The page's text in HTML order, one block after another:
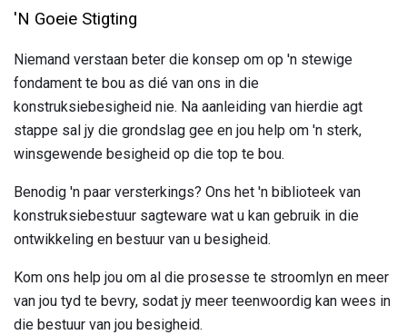
'N Goeie Stigting
Niemand verstaan ​​beter die konsep om op 'n stewige
fondament te bou as dié van ons in die
konstruksiebesigheid nie. Na aanleiding van hierdie agt
stappe sal jy die grondslag gee en jou help om 'n sterk,
winsgewende besigheid op die top te bou.
Benodig 'n paar versterkings? Ons het 'n biblioteek van
konstruksiebestuur sagteware wat u kan gebruik in die
ontwikkeling en bestuur van u besigheid.
Kom ons help jou om al die prosesse te stroomlyn en meer
van jou tyd te bevry, sodat jy meer teenwoordig kan wees in
die bestuur van jou besigheid.